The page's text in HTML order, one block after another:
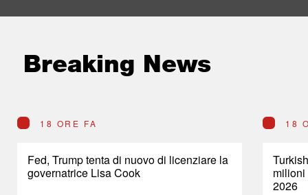
Breaking News
18 ORE FA
Fed, Trump tenta di nuovo di licenziare la
governatrice Lisa Cook
18
2026